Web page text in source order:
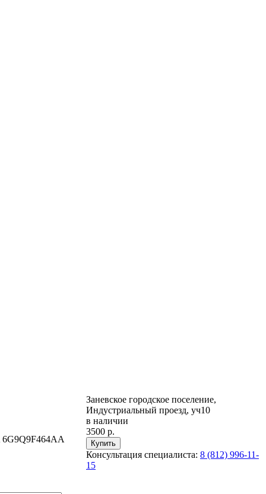
Заневское городское поселение,
Индустриальный проезд, уч10
в наличии
3500 р.
Консультация специалиста: 8 (812) 996-11-
15